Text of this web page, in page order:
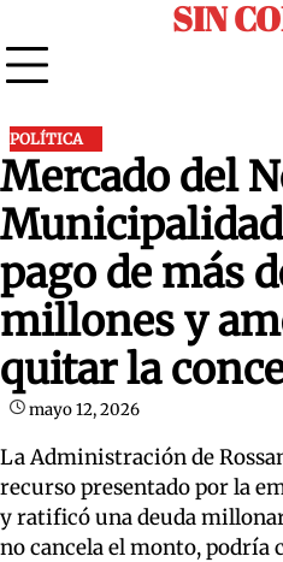
to
content
SIN
POLÍTICA
Mercado del
pago de más
millones y
quitar la
mayo 12, 2026
La Administración de
recurso presentado por la
y ratificó una deuda
no cancela el monto, podría